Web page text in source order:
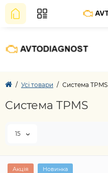
Усі товари Система TPMS
Система TPMS
15
Акція Новинка